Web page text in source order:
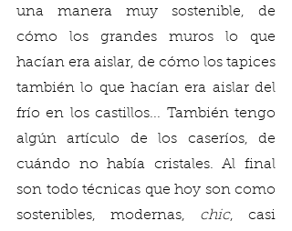
una manera muy sostenible, de
cómo los grandes muros lo que
hacían era aislar, de cómo los tapices
también lo que hacían era aislar del
frío en los castillos... También tengo
algún artículo de los caseríos, de
cuándo no había cristales. Al final
son todo técnicas que hoy son como
sostenibles, modernas, chic